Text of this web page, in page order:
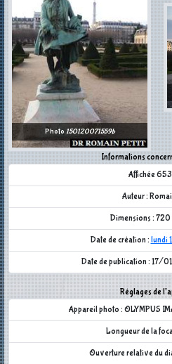
Photo 150120071559b
Informations
Affichée
Auteur :
Dimensions :
Date de création : lundi
Date de publication : 17/
Réglages de
Appareil photo : OLYMPUS
Longueur de la
Ouverture relative du